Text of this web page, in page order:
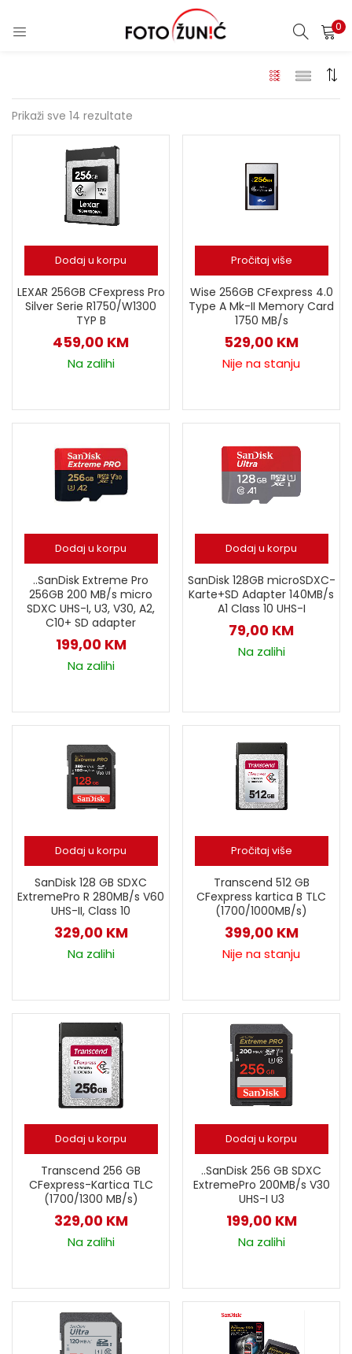
0
Prikaži sve 14 rezultate
Dodaj u korpu
LEXAR 256GB CFexpress Pro
Silver Serie R1750/W1300
TYP B
459,00 KM
Na zalihi
Pročitaj više
Wise 256GB CFexpress 4.0
Type A Mk-II Memory Card
1750 MB/s
529,00 KM
Nije na stanju
Dodaj u korpu
..SanDisk Extreme Pro
256GB 200 MB/s micro
SDXC UHS-I, U3, V30, A2,
C10+ SD adapter
199,00 KM
Na zalihi
Dodaj u korpu
SanDisk 128GB microSDXC-
Karte+SD Adapter 140MB/s
A1 Class 10 UHS-I
79,00 KM
Na zalihi
Dodaj u korpu
SanDisk 128 GB SDXC
ExtremePro R 280MB/s V60
UHS-II, Class 10
329,00 KM
Na zalihi
Pročitaj više
Transcend 512 GB
CFexpress kartica B TLC
(1700/1000MB/s)
399,00 KM
Nije na stanju
Dodaj u korpu
Transcend 256 GB
CFexpress-Kartica TLC
(1700/1300 MB/s)
329,00 KM
Na zalihi
Dodaj u korpu
..SanDisk 256 GB SDXC
ExtremePro 200MB/s V30
UHS-I U3
199,00 KM
Na zalihi